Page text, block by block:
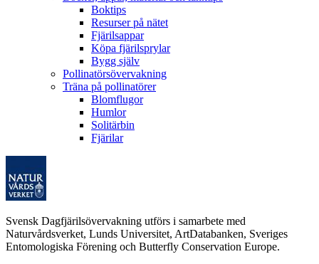
Boktips
Resurser på nätet
Fjärilsappar
Köpa fjärilsprylar
Bygg själv
Pollinatörsövervakning
Träna på pollinatörer
Blomflugor
Humlor
Solitärbin
Fjärilar
Svensk Dagfjärilsövervakning utförs i samarbete med
Naturvårdsverket, Lunds Universitet, ArtDatabanken, Sveriges
Entomologiska Förening och Butterfly Conservation Europe.